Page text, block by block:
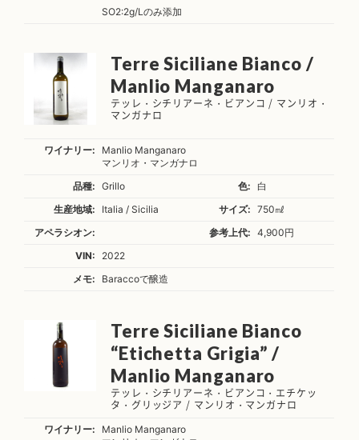
SO2:2g/Lのみ添加
Terre Siciliane Bianco /
Manlio Manganaro
テッレ・シチリアーネ・ビアンコ / マンリオ・
マンガナロ
ワイナリー:
Manlio Manganaro
マンリオ・マンガナロ
品種:
Grillo 色:
白
生産地域:
Italia / Sicilia サイズ:
750㎖
アペラシオン:
参考上代:
4,900円
VIN:
2022
メモ:
Baraccoで醸造
Terre Siciliane Bianco
“Etichetta Grigia” /
Manlio Manganaro
テッレ・シチリアーネ・ビアンコ・エチケッ
タ・グリッジア / マンリオ・マンガナロ
ワイナリー:
Manlio Manganaro